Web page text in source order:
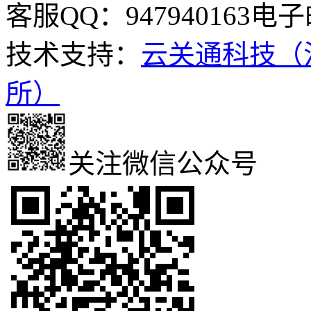
客服QQ：947940163电子
技术支持： 云关通科技
所）
关注微信公众号